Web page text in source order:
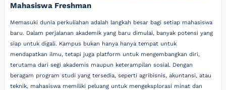
Mahasiswa Freshman
Memasuki dunia perkuliahan adalah langkah besar bagi setiap mahasiswa
baru. Dalam perjalanan akademik yang baru dimulai, banyak potensi yang
siap untuk digali. Kampus bukan hanya hanya tempat untuk
mendapatkan ilmu, tetapi juga platform untuk mengembangkan diri,
terutama dari segi akademis maupun keterampilan sosial. Dengan
beragam program studi yang tersedia, seperti agribisnis, akuntansi, atau
teknik, mahasiswa memiliki peluang untuk mengeksplorasi minat dan